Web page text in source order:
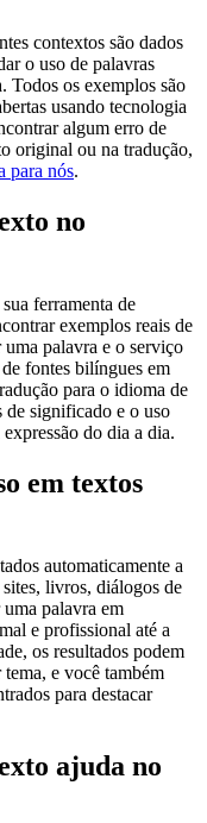
contextos são dados
o uso de palavras
Todos os exemplos são
usando tecnologia
algum erro de
original ou na tradução,
para nós.
no
ferramenta de
exemplos reais de
uma palavra e o serviço
fontes bilíngues em
para o idioma de
de significado e o uso
do dia a dia.
em textos
automaticamente a
livros, diálogos de
palavra em
e profissional até a
os resultados podem
e você também
para destacar
ajuda no